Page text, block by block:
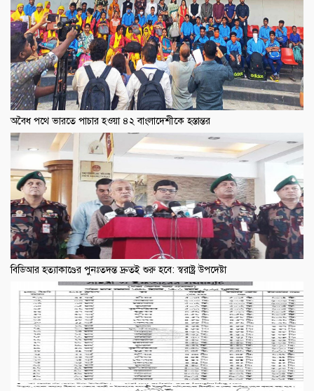
অবৈধ পথে ভারতে পাচার হওয়া ৪২ বাংলাদেশীকে হস্তান্তর
বিডিআর হত্যাকাণ্ডের পুনঃতদন্ত দ্রুতই শুরু হবে: স্বরাষ্ট্র উপদেষ্টা